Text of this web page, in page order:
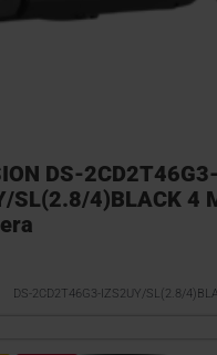
DS-2CD2T46G3-
SL(2.8/4)BLACK 4
DS-2CD2T46G3-IZS2UY/SL(2.8/